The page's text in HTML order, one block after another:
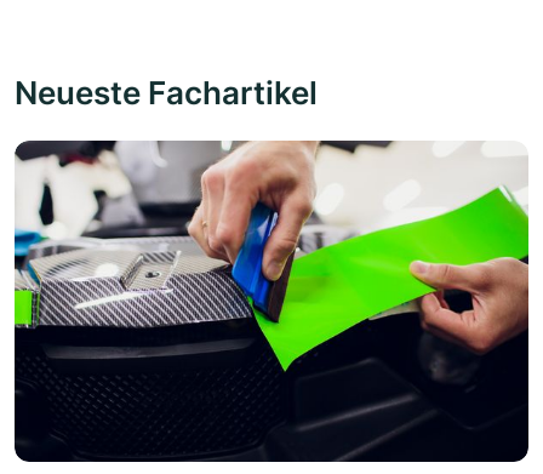
Neueste Fachartikel